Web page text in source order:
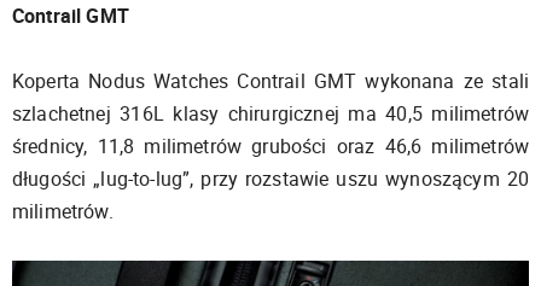
Contrail GMT
Koperta Nodus Watches Contrail GMT wykonana ze stali
szlachetnej 316L klasy chirurgicznej ma 40,5 milimetrów
średnicy, 11,8 milimetrów grubości oraz 46,6 milimetrów
długości „lug-to-lug”, przy rozstawie uszu wynoszącym 20
milimetrów.